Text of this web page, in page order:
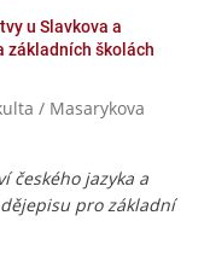
u Slavkova a
základních školách
/ Masarykova
českého jazyka a
pro základní